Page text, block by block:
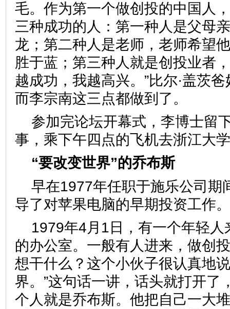
毛。作为第一个做创投的中国人
三种成功的人：第一种人是父母
龙；第二种人是老师，老师希望
胜于蓝；第三种人就是创投业者
越成功，我越高兴。”比尔·盖茨
而李宗南这三点都做到了。
参加完论坛开幕式，李博士留
事，乘下午四点的飞机去浙江
“要改变世界”的乔布斯
早在1977年任职于施乐公司期
导了对苹果电脑的早期投资
1979年4月1日，有一个年轻人
的办公室。一般有人进来，做创
想干什么？这个小伙子很认真地
界。”这句话一讲，话头就打开了
个人就是乔布斯。他把自己一大